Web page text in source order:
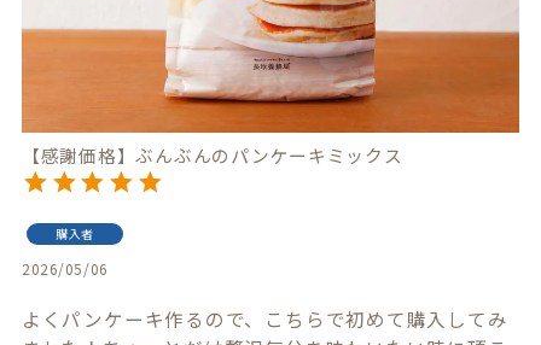
【感謝価格】ぶんぶんのパンケーキミックス
購入者
2026/05/06
よくパンケーキ作るので、こちらで初めて購入してみ